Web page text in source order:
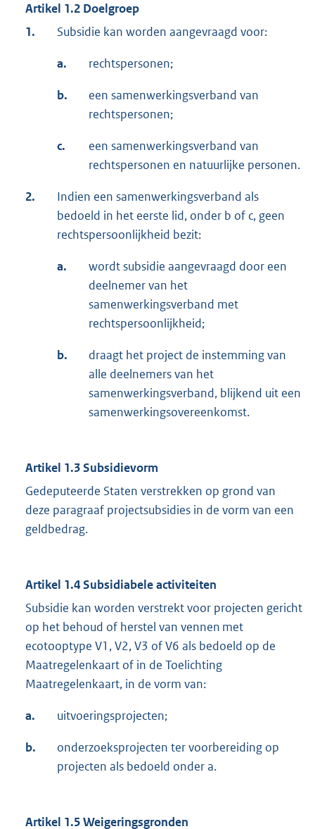
Artikel 1.2 Doelgroep
1.
Subsidie kan worden aangevraagd voor:
a. rechtspersonen;
b.
een samenwerkingsverband van
rechtspersonen;
c.
een samenwerkingsverband van
rechtspersonen en natuurlijke personen.
2.
Indien een samenwerkingsverband als
bedoeld in het eerste lid, onder b of c, geen
rechtspersoonlijkheid bezit:
a.
wordt subsidie aangevraagd door een
deelnemer van het
samenwerkingsverband met
rechtspersoonlijkheid;
b.
draagt het project de instemming van
alle deelnemers van het
samenwerkingsverband, blijkend uit een
samenwerkingsovereenkomst.
Artikel 1.3 Subsidievorm
Gedeputeerde Staten verstrekken op grond van
deze paragraaf projectsubsidies in de vorm van een
geldbedrag.
Artikel 1.4 Subsidiabele activiteiten
Subsidie kan worden verstrekt voor projecten gericht
op het behoud of herstel van vennen met
ecotooptype V1, V2, V3 of V6 als bedoeld op de
Maatregelenkaart of in de Toelichting
Maatregelenkaart, in de vorm van:
a. uitvoeringsprojecten;
b.
onderzoeksprojecten ter voorbereiding op
projecten als bedoeld onder a.
Artikel 1.5 Weigeringsgronden